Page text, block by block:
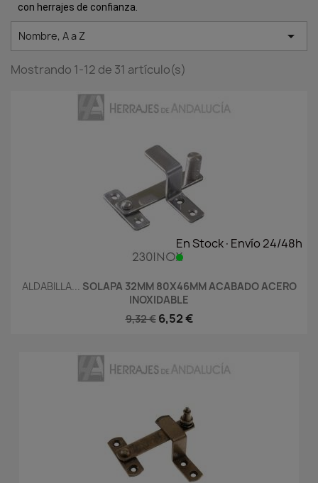
con herrajes de confianza.
Nombre, A a Z 
Mostrando 1-12 de 31 artículo(s)
En Stock·Envío 24/48h
ALDABILLA... SOLAPA 32MM 80X46MM ACABADO ACERO
INOXIDABLE
9,32 € 6,52 €